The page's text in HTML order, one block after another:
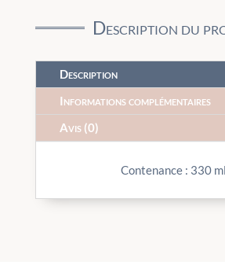
Description du
Description
Informations complémentaires
Avis (0)
Contenance : 330